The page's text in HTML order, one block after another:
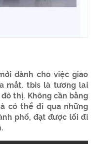
dành cho việc giao
mắt. tbis là tương lai
thị. Không cần bằng
có thể đi qua những
phố, đạt được lối đi